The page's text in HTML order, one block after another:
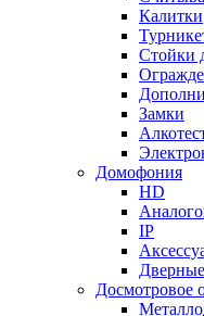
Калитки
Стойки
Замки
Домофония
HD
IP
Досмотровое